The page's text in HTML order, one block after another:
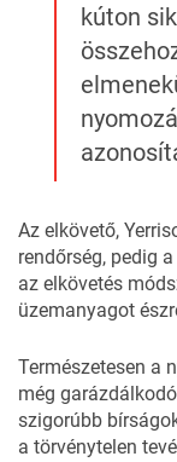
kúton
Az elkövető,
rendőrség, pedig
az elkövetés
üzemanyagot
Természetesen a
még
szigorúbb
a törvénytelen